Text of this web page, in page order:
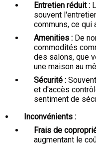
Entretien réduit :
souvent
communs, ce qui
Amenities : De
commodités
des salons, que
une maison au
Sécurité :
et d'accès
sentiment de
Inconvénients :
Frais de
augmentant le